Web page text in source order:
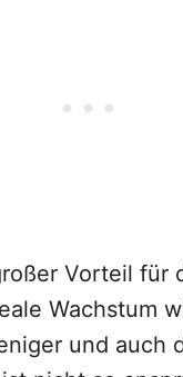
Vorteil für
Wachstum
und auch